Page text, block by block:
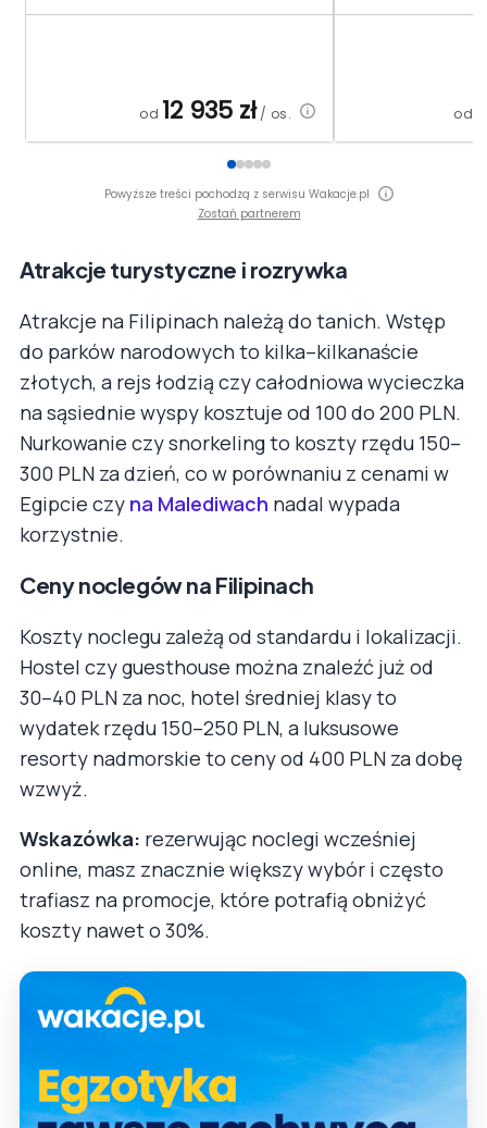
od 12 935 zł/ os. od
Powyższe treści pochodzą z serwisu Wakacje.pl
Zostań partnerem
Atrakcje turystyczne i rozrywka
Atrakcje na Filipinach należą do tanich. Wstęp
do parków narodowych to kilka–kilkanaście
złotych, a rejs łodzią czy całodniowa wycieczka
na sąsiednie wyspy kosztuje od 100 do 200 PLN.
Nurkowanie czy snorkeling to koszty rzędu 150–
300 PLN za dzień, co w porównaniu z cenami w
Egipcie czy na Malediwach nadal wypada
korzystnie.
Ceny noclegów na Filipinach
Koszty noclegu zależą od standardu i lokalizacji.
Hostel czy guesthouse można znaleźć już od
30–40 PLN za noc, hotel średniej klasy to
wydatek rzędu 150–250 PLN, a luksusowe
resorty nadmorskie to ceny od 400 PLN za dobę
wzwyż.
Wskazówka: rezerwując noclegi wcześniej
online, masz znacznie większy wybór i często
trafiasz na promocje, które potrafią obniżyć
koszty nawet o 30%.